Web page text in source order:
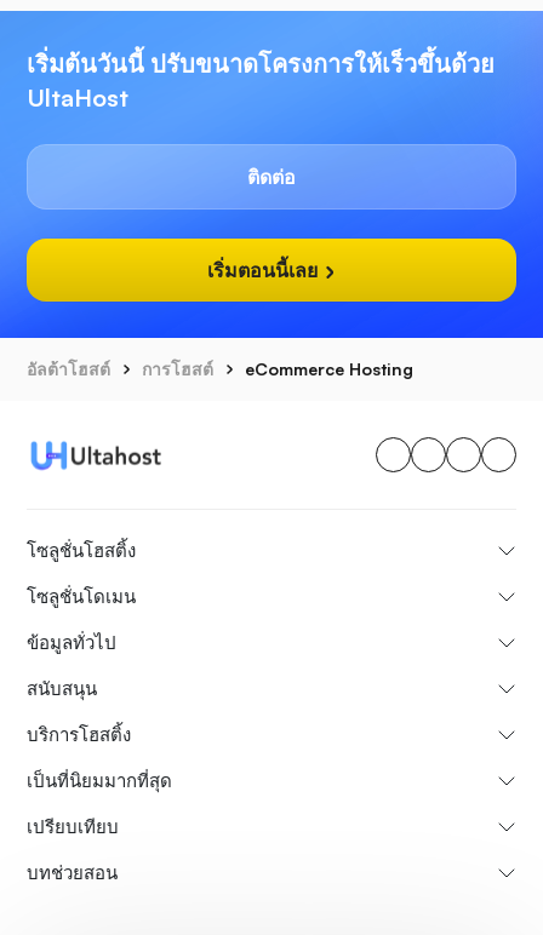
เริ่มต้นวันนี้ ปรับขนาดโครงการให้เร็วขึ้นด้วย
UltaHost
ติดต่อ
เริ่มตอนนี้เลย
อัลต้าโฮสต์ การโฮสต์ eCommerce Hosting
โซลูชั่นโฮสติ้ง
โซลูชั่นโดเมน
ข้อมูลทั่วไป
สนับสนุน
บริการโฮสติ้ง
เป็นที่นิยมมากที่สุด
เปรียบเทียบ
บทช่วยสอน